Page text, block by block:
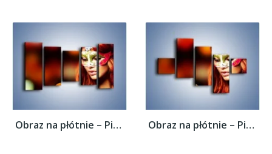
Obraz na płótnie – Piękna kobieta w masce... Obraz na płótnie – Piękna kobieta w masce...